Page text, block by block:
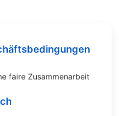
faire Zusammenarbeit